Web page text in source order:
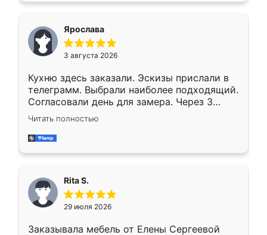
Ярослава
3 августа 2026
Кухню здесь заказали. Эскизы прислали в
телеграмм. Выбрали наиболее подходящий.
Согласовали день для замера. Через 3
недели кухня была уже готова. Остались
довольны работой. Спасибо Ренессанс
мебель за качественную работу!
Читать полностью
Rita S.
29 июля 2026
Заказывала мебель от Елены Сергеевой